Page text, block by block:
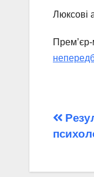
Люксові
Прем’єр-